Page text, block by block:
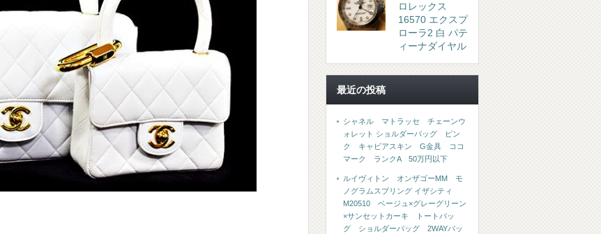
ロレックス
16570 エクスプ
ローラ2 白 パテ
ィーナダイヤル
最近の投稿
シャネル マトラッセ チェーンウ
ォレット ショルダーバッグ ピン
ク キャビアスキン G金具 ココ
マーク ランクA 50万円以下
ルイヴィトン オンザゴーMM モ
ノグラムスプリング イザシティ
M20510 ベージュ×グレーグリーン
×サンセットカーキ トートバッ
グ ショルダーバッグ 2WAYバッ